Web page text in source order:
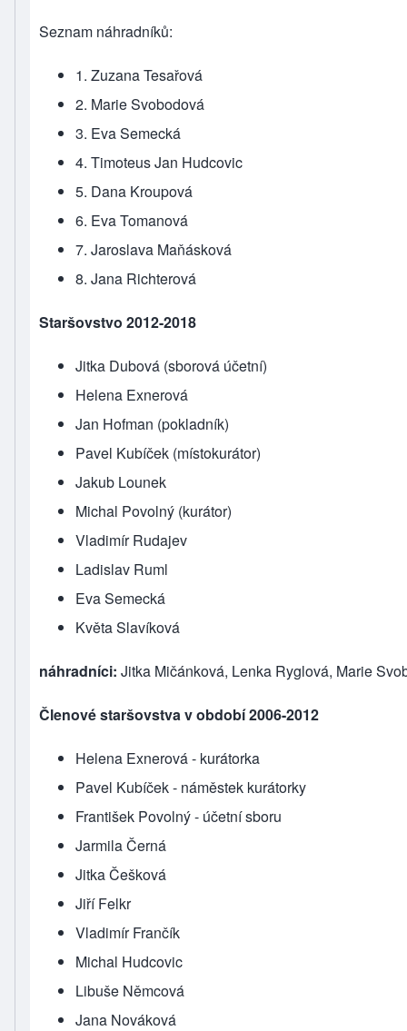
Seznam náhradníků:
1. Zuzana Tesařová
2. Marie Svobodová
3. Eva Semecká
4. Timoteus Jan Hudcovic
5. Dana Kroupová
6. Eva Tomanová
7. Jaroslava Maňásková
8. Jana Richterová
Staršovstvo 2012-2018
Jitka Dubová (sborová účetní)
Helena Exnerová
Jan Hofman (pokladník)
Pavel Kubíček (místokurátor)
Jakub Lounek
Michal Povolný (kurátor)
Vladimír Rudajev
Ladislav Ruml
Eva Semecká
Květa Slavíková
náhradníci: Jitka Mičánková, Lenka Ryglová, Marie
Členové staršovstva v období 2006-2012
Helena Exnerová - kurátorka
Pavel Kubíček - náměstek kurátorky
František Povolný - účetní sboru
Jarmila Černá
Jitka Češková
Jiří Felkr
Vladimír Frančík
Michal Hudcovic
Libuše Němcová
Jana Nováková